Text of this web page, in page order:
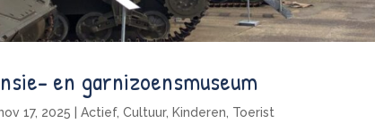
en garnizoensmuseum
17, 2025 |Actief,Cultuur,Kinderen Toerist